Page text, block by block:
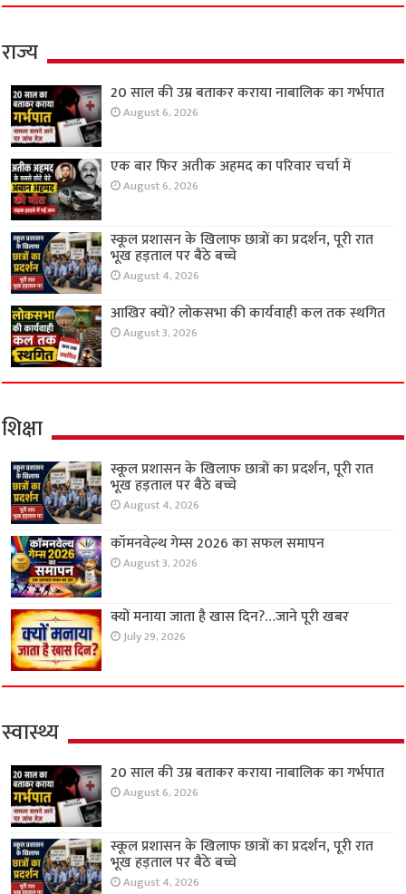
राज्य
20 साल की उम्र बताकर कराया नाबालिक का गर्भपात
August 6, 2026
एक बार फिर अतीक अहमद का परिवार चर्चा में
August 6, 2026
स्कूल प्रशासन के खिलाफ छात्रों का प्रदर्शन, पूरी रात
भूख हड़ताल पर बैठे बच्चे
August 4, 2026
आखिर क्यों? लोकसभा की कार्यवाही कल तक स्थगित
August 3, 2026
शिक्षा
स्कूल प्रशासन के खिलाफ छात्रों का प्रदर्शन, पूरी रात
भूख हड़ताल पर बैठे बच्चे
August 4, 2026
कॉमनवेल्थ गेम्स 2026 का सफल समापन
August 3, 2026
क्यों मनाया जाता है खास दिन?…जाने पूरी खबर
July 29, 2026
स्वास्थ्य
20 साल की उम्र बताकर कराया नाबालिक का गर्भपात
August 6, 2026
स्कूल प्रशासन के खिलाफ छात्रों का प्रदर्शन, पूरी रात
भूख हड़ताल पर बैठे बच्चे
August 4, 2026